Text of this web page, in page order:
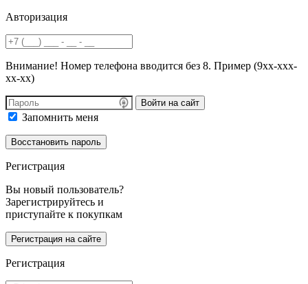
Авторизация
Внимание! Номер телефона вводится без 8. Пример (9хх-ххх-
хх-хх)
Войти на сайт
Запомнить меня
Регистрация
Вы новый пользователь?
Зарегистрируйтесь и
приступайте к покупкам
Регистрация